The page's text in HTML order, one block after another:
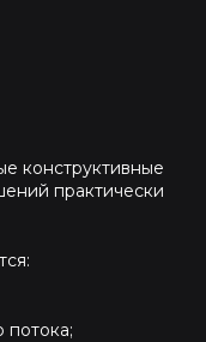
конструктивные
практически
потока;